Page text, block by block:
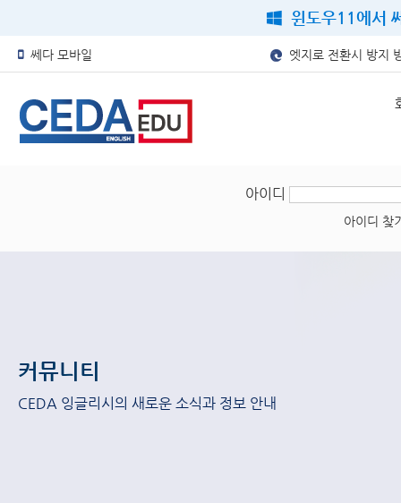
윈도우11에서
쎄다 모바일 엣지로 전환시 방지
아이디
아이디 찾
커뮤니티
CEDA 잉글리시의 새로운 소식과 정보 안내